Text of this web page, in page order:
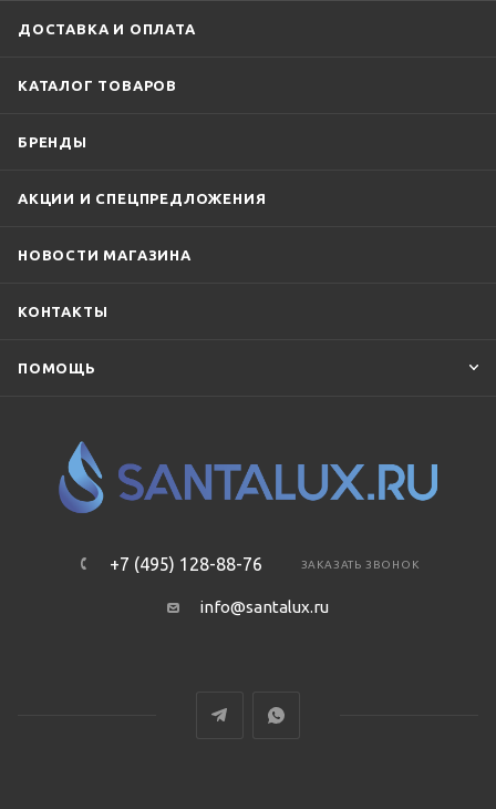
ДОСТАВКА И ОПЛАТА
КАТАЛОГ ТОВАРОВ
БРЕНДЫ
АКЦИИ И СПЕЦПРЕДЛОЖЕНИЯ
НОВОСТИ МАГАЗИНА
КОНТАКТЫ
ПОМОЩЬ
+7 (495) 128-88-76 ЗАКАЗАТЬ ЗВОНОК
info@santalux.ru